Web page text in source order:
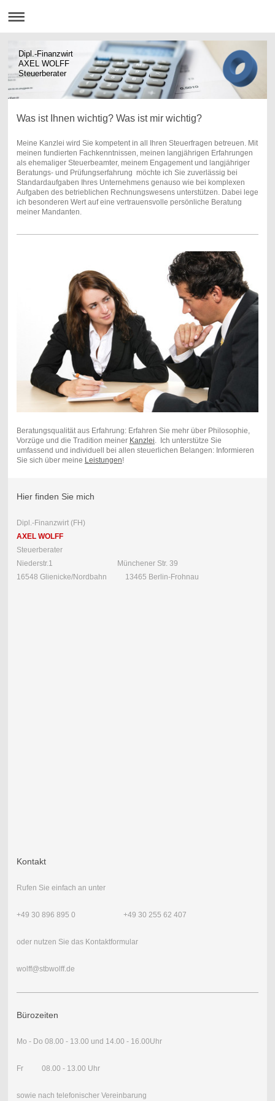
Dipl.-Finanzwirt
AXEL WOLFF
Steuerberater
Was ist Ihnen wichtig? Was ist mir wichtig?
Meine Kanzlei wird Sie kompetent in all Ihren Steuerfragen betreuen. Mit
meinen fundierten Fachkenntnissen, meinen langjährigen Erfahrungen
als ehemaliger Steuerbeamter, meinem Engagement und langjähriger
Beratungs- und Prüfungserfahrung möchte ich Sie zuverlässig bei
Standardaufgaben Ihres Unternehmens genauso wie bei komplexen
Aufgaben des betrieblichen Rechnungswesens unterstützen . Dabei lege
ich besonderen Wert auf eine vertrauensvolle persönliche Beratung
meiner Mandanten.
Beratungsqualität aus Erfahrung: Erfahren Sie mehr über Philosophie,
Vorzüge und die Tradition meiner Kanzlei. Ich unterstütze Sie
umfassend und individuell bei allen steuerlichen Belangen: Informieren
Sie sich über meine Leistungen!
Hier finden Sie mich
Dipl.-Finanzwirt (FH)
AXEL WOLFF
Steuerberater
Niederstr.1 Münchener Str. 39
16548 Glienicke/Nordbahn 13465 Berlin-Frohnau
Kontakt
Rufen Sie einfach an unter
+49 30 896 895 0 +49 30 255 62 407
oder nutzen Sie das Kontaktformular
wolff@stbwolff.de
Bürozeiten
Mo - Do 08.00 - 13.00 und 14.00 - 16.00Uhr
Fr 08.00 - 13.00 Uhr
sowie nach telefonischer Vereinbarung